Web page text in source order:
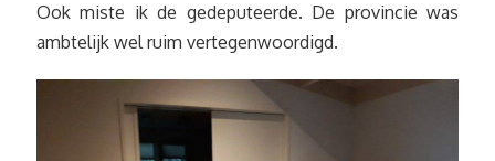
Ook miste ik de gedeputeerde. De provincie was
ambtelijk wel ruim vertegenwoordigd.